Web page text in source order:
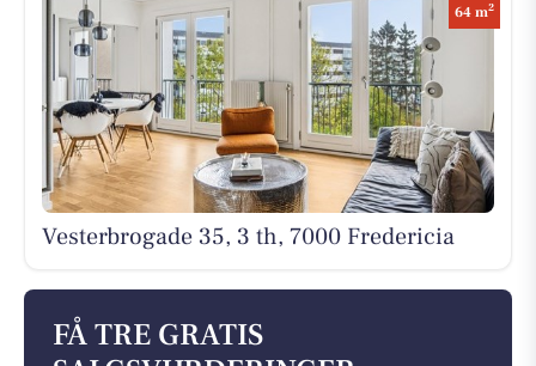
64 m2
Vesterbrogade 35, 3 th, 7000 Fredericia
FÅ TRE GRATIS